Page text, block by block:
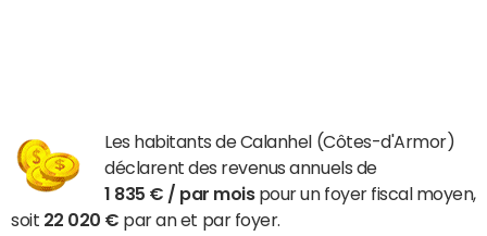
Les habitants de Calanhel (Côtes-d'Armor)
déclarent des revenus annuels de
1 835 € / par moispour un foyer fiscal moyen,
soit 22 020 € par an et par foyer.